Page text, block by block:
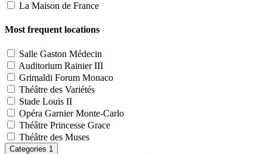
La Maison de France
Most frequent locations
Salle Gaston Médecin
Auditorium Rainier III
Grimaldi Forum Monaco
Théâtre des Variétés
Stade Louis II
Opéra Garnier Monte-Carlo
Théâtre Princesse Grace
Théâtre des Muses
Categories 1